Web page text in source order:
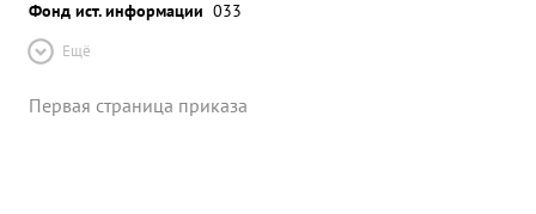
Фонд ист. информации 033
Ещё
Первая страница приказа